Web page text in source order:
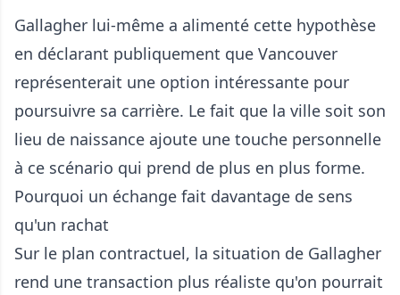
Gallagher lui-même a alimenté cette hypothèse
en déclarant publiquement que Vancouver
représenterait une option intéressante pour
poursuivre sa carrière. Le fait que la ville soit son
lieu de naissance ajoute une touche personnelle
à ce scénario qui prend de plus en plus forme.
Pourquoi un échange fait davantage de sens
qu'un rachat
Sur le plan contractuel, la situation de Gallagher
rend une transaction plus réaliste qu'on pourrait